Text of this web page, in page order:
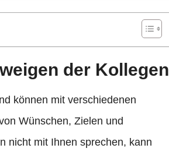
der Kollegen
können mit verschiedenen
Wünschen, Zielen und
nicht mit Ihnen sprechen, kann